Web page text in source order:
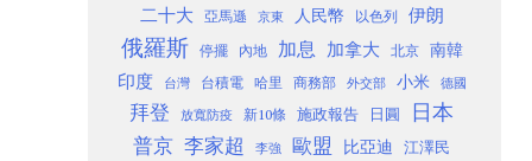
二十大 亞馬遜 京東 人民幣 以色列 伊朗
俄羅斯 停擺 內地 加息 加拿大 北京
南韓
印度
台灣 台積電 哈里 商務部 外交部 小米 德國
拜登 放寬防疫 新10條 施政報告 日圓 日本
普京 李家超 李強 歐盟 比亞迪 江澤民